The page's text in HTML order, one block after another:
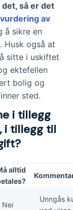
så er det
av
å sikre en
Husk også at
sitte i uskiftet
ektefellen
bolig og
sted.
i tillegg
i tillegg til
alltid
Nei
Unngås